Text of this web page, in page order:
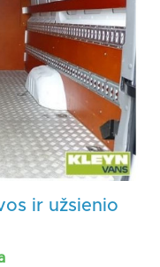
ir užsienio